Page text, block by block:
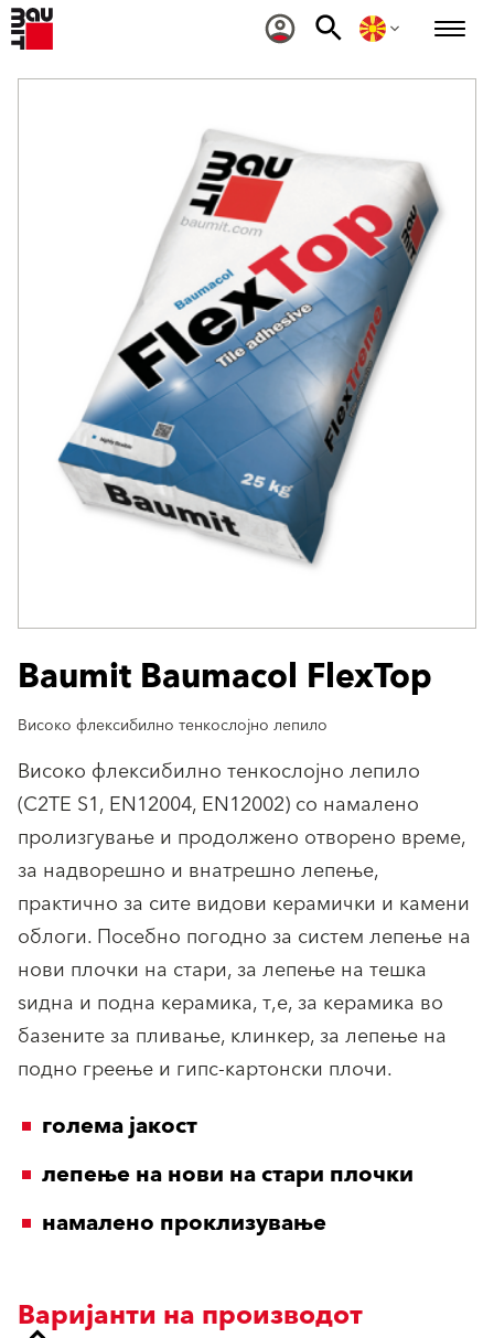
Baumit Baumacol FlexTop
Високо флексибилно тенкослојно лепило
Високо флексибилно тенкослојно лепило
(C2TE S1, EN12004, EN12002) со намалено
пролизгување и продолжено отворено време,
за надворешно и внатрешно лепење,
практично за сите видови керамички и камени
облоги. Посебно погодно за систем лепење на
нови плочки на стари, за лепење на тешка
ѕидна и подна керамика, т,е, за керамика во
базените за пливање, клинкер, за лепење на
подно греење и гипс-картонски плочи.
голема јакост
лепење на нови на стари плочки
намалено проклизување
Варијанти на производот